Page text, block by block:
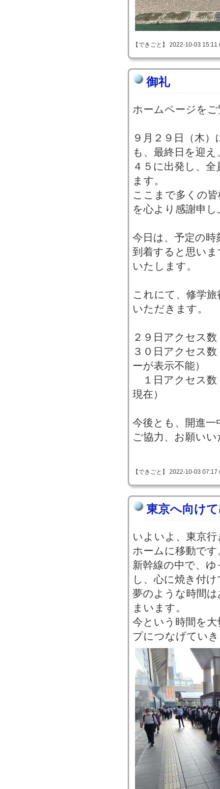
【できごと】 2022-10-03
御礼
ホームページを
９月２９日（木
も、最終日を迎
４５に出発し、
ます。
ここまで多くの
を心より感謝申
今日は、予定の
到着すると思い
いたします。
これにて、修学
いただきます。
２９日アクセス
３０日アクセス
ーが表示不能）
１日アクセス数
現在）
今後とも、開進一
ご協力、お願い
【できごと】 2022-10-03
東京へ向け
いよいよ、東京
ホームに移動です
新幹線の中で、
し、心に焼き付
夢のような時間
まいます。
今という時間を
プにつなげてい